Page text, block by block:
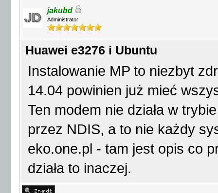
jakubd
Administrator
Huawei e3276 i Ubuntu
Instalowanie MP to niezbyt
14.04 powinien już mieć
Ten modem nie działa w
przez NDIS, a to nie każdy
eko.one.pl - tam jest opis co
działa to inaczej.